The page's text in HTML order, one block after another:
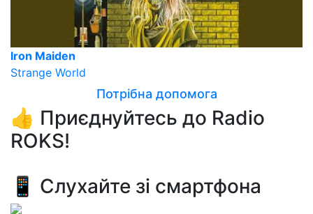
Iron Maiden
Strange World
Потрібна допомога
👍 Приєднуйтесь до Radio
ROKS!
📱 Слухайте зі смартфона